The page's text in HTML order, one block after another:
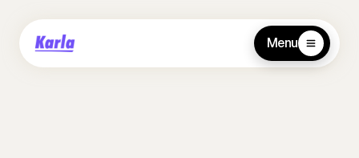
Menu